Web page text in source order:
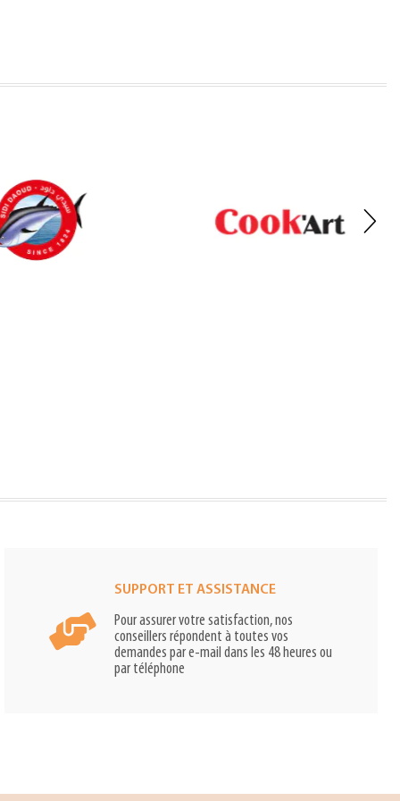
SUPPORT ET ASSISTANCE
Pour assurer votre satisfaction, nos
conseillers répondent à toutes vos
demandes par e-mail dans les 48 heures ou
par téléphone